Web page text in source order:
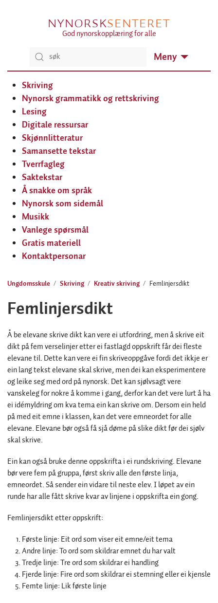
NYNORSKSENTERET
God nynorskopplæring for alle
Meny
Skriving
Nynorsk grammatikk og rettskriving
Lesing
Digitale ressursar
Skjønnlitteratur
Samansette tekstar
Tverrfagleg
Saktekstar
Å snakke om språk
Nynorsk som sidemål
Musikk
Vanlege spørsmål
Gratis materiell
Kontaktpersonar
Ungdomsskule Skriving Kreativ skriving Femlinjersdikt
Femlinjersdikt
Å be elevane skrive dikt kan vere ei utfordring, men å skrive eit
dikt på fem verselinjer etter ei fastlagd oppskrift får dei fleste
elevane til. Dette kan vere ei fin skriveoppgåve fordi det ikkje er
ein lang tekst elevane skal skrive, men dei kan eksperimentere
og leike seg med ord på nynorsk. Det kan sjølvsagt vere
vanskeleg for nokre å komme i gang, derfor kan det vere lurt å ha
ei idémyldring om kva tema ein kan skrive om. Dersom ein held
på med eit emne i klassen, kan det vere emneordet for alle
elevane. Elevane bør også få sjå døme på slike dikt før dei sjølv
skal skrive.
Ein kan også bruke denne oppskrifta i ei rundskriving. Elevane
bør vere fem på gruppa, først skriv alle den første linja,
emneordet. Så sender ein vidare til neste elev. I løpet av ein
runde har alle fått skrive kvar av linjene i oppskrifta ein gong.
Femlinjersdikt etter oppskrift:
Første linje: Eit ord som viser eit emne/eit tema
Andre linje: To ord som skildrar emnet du har valt
Tredje linje: Tre ord som skildrar ei handling
Fjerde linje: Fire ord som skildrar ei stemning eller ei kjensle
Femte linje: Lik første linje